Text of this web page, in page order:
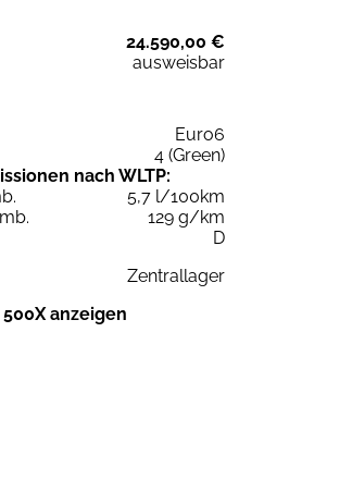
24.590,00 €
ausweisbar
Euro6
4 (Green)
nach WLTP:
5,7 l/100km
129 g/km
D
Zentrallager
anzeigen